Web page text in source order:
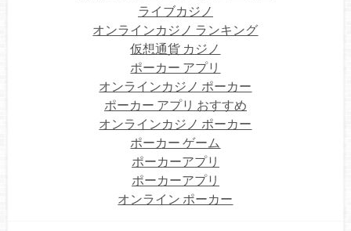
ライブカジノ
オンラインカジノ ランキング
仮想通貨 カジノ
ポーカー アプリ
オンラインカジノ ポーカー
ポーカー アプリ おすすめ
オンラインカジノ ポーカー
ポーカー ゲーム
ポーカーアプリ
ポーカーアプリ
オンライン ポーカー